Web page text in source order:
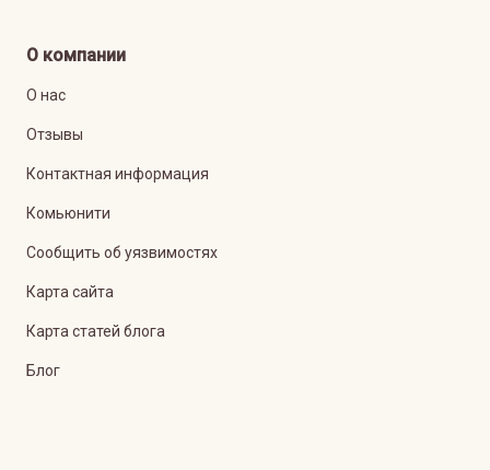
О компании
О нас
Отзывы
Контактная информация
Комьюнити
Сообщить об уязвимостях
Карта сайта
Карта статей блога
Блог